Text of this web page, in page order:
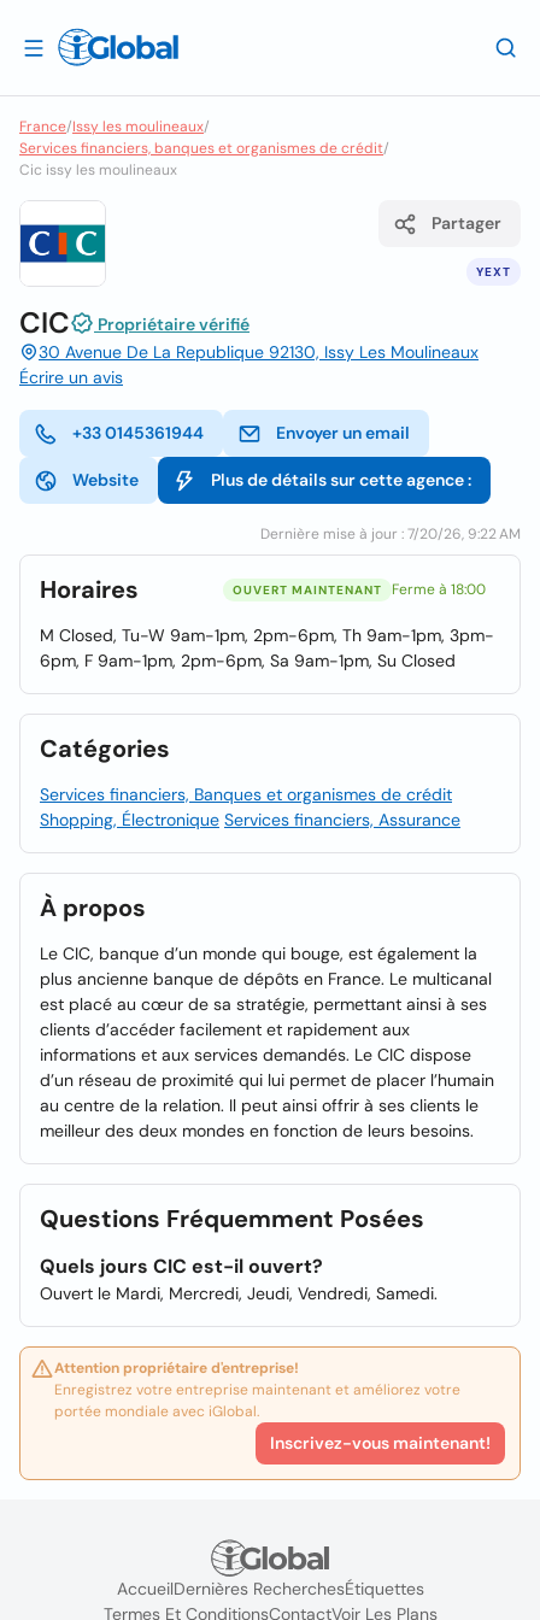
France/Issy les moulineaux/
Services financiers, banques et organismes de crédit/
Cic issy les moulineaux
YEXT
Partager
CIC
Propriétaire vérifié
30 Avenue De La Republique 92130, Issy Les Moulineaux
Écrire un avis
+33 0145361944 Envoyer un email
Website Plus de détails sur cette agence :
Dernière mise à jour : 7/20/26, 9:22 AM
Horaires OUVERT MAINTENANT Ferme à 18:00
M Closed, Tu-W 9am-1pm, 2pm-6pm, Th 9am-1pm, 3pm-
6pm, F 9am-1pm, 2pm-6pm, Sa 9am-1pm, Su Closed
Catégories
Services financiers, Banques et organismes de crédit
Shopping, Électronique Services financiers, Assurance
À propos
Le CIC, banque d’un monde qui bouge, est également la
plus ancienne banque de dépôts en France. Le multicanal
est placé au cœur de sa stratégie, permettant ainsi à ses
clients d’accéder facilement et rapidement aux
informations et aux services demandés. Le CIC dispose
d’un réseau de proximité qui lui permet de placer l’humain
au centre de la relation. Il peut ainsi offrir à ses clients le
meilleur des deux mondes en fonction de leurs besoins.
Questions Fréquemment Posées
Quels jours CIC est-il ouvert?
Ouvert le Mardi, Mercredi, Jeudi, Vendredi, Samedi.
Attention propriétaire d'entreprise!
Enregistrez votre entreprise maintenant et améliorez votre
portée mondiale avec iGlobal.
Inscrivez-vous maintenant!
AccueilDernières RecherchesÉtiquettes
Termes Et ConditionsContactVoir Les Plans